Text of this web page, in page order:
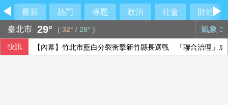
最新 熱門 專題 政治 社會
財經
臺北市 29° ( 32° / 28° ) 氣象
快訊 【內幕】竹北市藍白分裂衝擊新竹縣長選戰 「聯合治理」成